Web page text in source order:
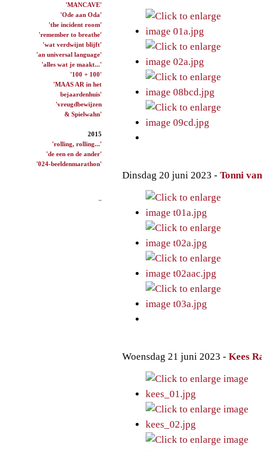
'MANCAVE'
'Ode aan Oda'
'the incident room'
'remember to breathe'
'wat verdwijnt blijft'
'an universal language'
'alles wat je maakt...'
'100 + 100'
'MAAS AR in het
bejaardenhuis'
'vreugdbewijzen
& Spielwahn'
2015
'rolling, rolling...'
'de een en de ander'
'024-beeldenmarathon'
Dinsdag 20 juni 2023 - Tonni
Woensdag 21 juni 2023 - Kees